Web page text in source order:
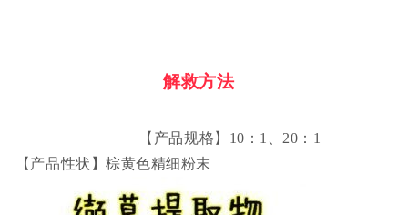
解救方法
【产品规格】10：1、20：1
【产品性状】棕黄色精细粉末